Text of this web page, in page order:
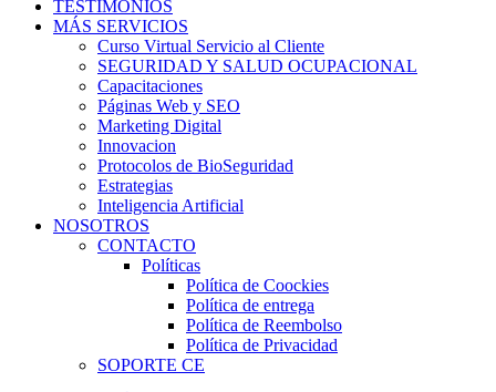
TESTIMONIOS
MÁS SERVICIOS
Curso Virtual Servicio al Cliente
SEGURIDAD Y SALUD OCUPACIONAL
Capacitaciones
Páginas Web y SEO
Marketing Digital
Innovacion
Protocolos de BioSeguridad
Estrategias
Inteligencia Artificial
NOSOTROS
CONTACTO
Políticas
Política de Coockies
Política de entrega
Política de Reembolso
Política de Privacidad
SOPORTE CE